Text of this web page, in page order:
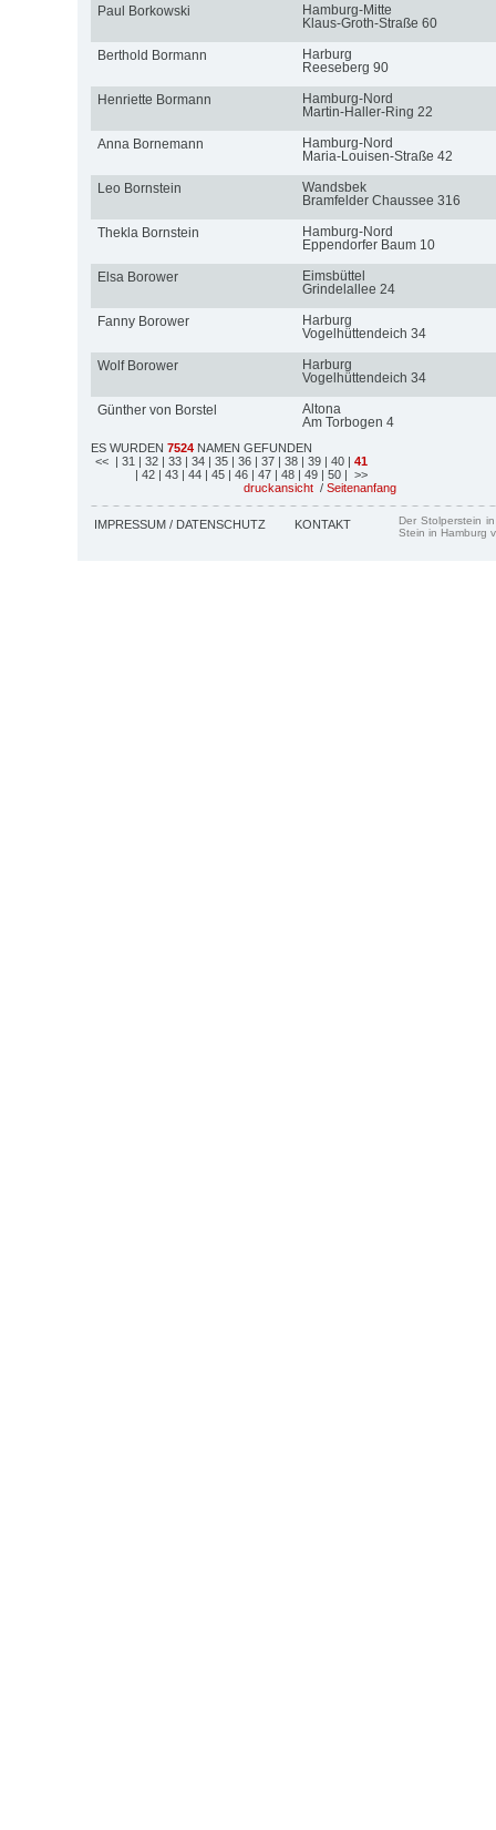
Paul Borkowski
Hamburg-Mitte
Klaus-Groth-Straße 60
Berthold Bormann
Harburg
Reeseberg 90
Henriette Bormann
Hamburg-Nord
Martin-Haller-Ring 22
Anna Bornemann
Hamburg-Nord
Maria-Louisen-Straße 42
Leo Bornstein
Wandsbek
Bramfelder Chaussee 316
Thekla Bornstein
Hamburg-Nord
Eppendorfer Baum 10
Elsa Borower
Eimsbüttel
Grindelallee 24
Fanny Borower
Harburg
Vogelhüttendeich 34
Wolf Borower
Harburg
Vogelhüttendeich 34
Günther von Borstel
Altona
Am Torbogen 4
ES WURDEN 7524 NAMEN GEFUNDEN
<< | 31 | 32 | 33 | 34 | 35 | 36 | 37 | 38 | 39 | 40 | 41
| 42 | 43 | 44 | 45 | 46 | 47 | 48 | 49 | 50 | >>
druckansicht / Seitenanfang
IMPRESSUM / DATENSCHUTZ KONTAKT
Der Stolperstein
Stein in Hamburg